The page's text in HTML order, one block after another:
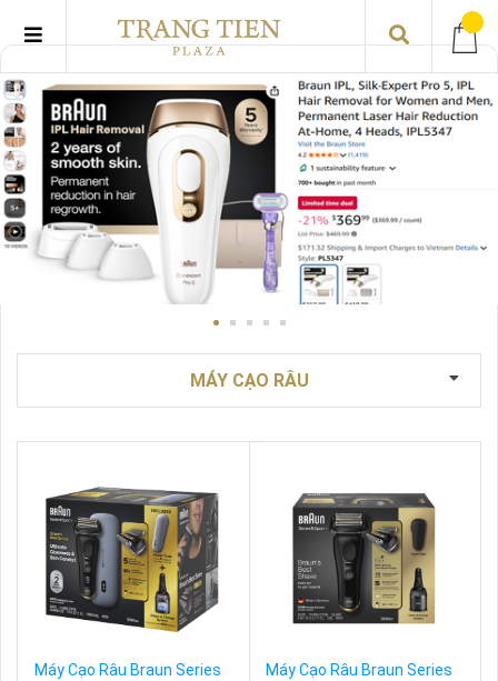
MÁY CẠO RÂU
Máy Cạo Râu Braun Series
Máy Cạo Râu Braun Series